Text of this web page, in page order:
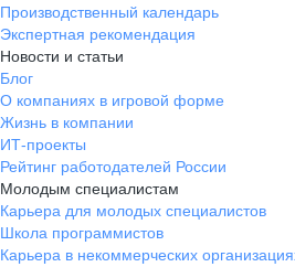
Производственный календарь
Экспертная рекомендация
Новости и статьи
Блог
О компаниях в игровой форме
Жизнь в компании
ИТ-проекты
Рейтинг работодателей России
Молодым специалистам
Карьера для молодых специалистов
Школа программистов
Карьера в некоммерческих